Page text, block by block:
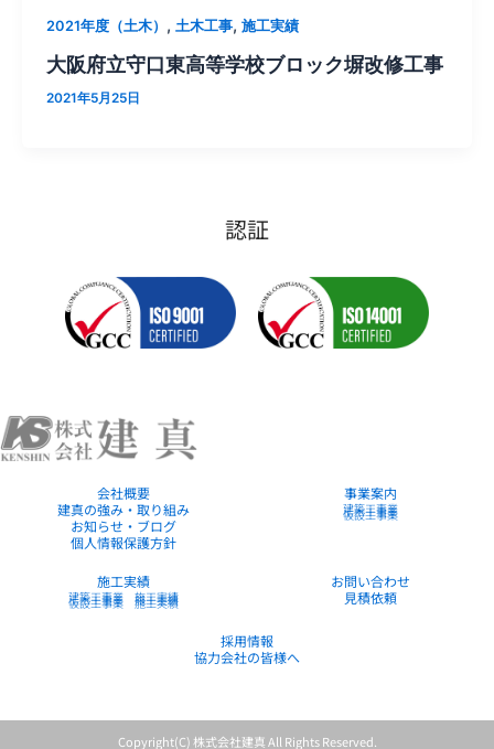
2021年度（土木） , 土木工事, 施工実績
大阪府立守口東高等学校ブロック塀改修工事
2021年5月25日
認証
会社概要
建真の強み・取り組み
お知らせ・ブログ
個人情報保護方針
事業案内
建築工事業
土木工事業
仮設工事業
施工実績
建築工事業 施工実績
土木工事業 施工実績
仮設工事業 施工実績
お問い合わせ
見積依頼
採用情報
協力会社の皆様へ
Copyright(C) 株式会社建真 All Rights Reserved.